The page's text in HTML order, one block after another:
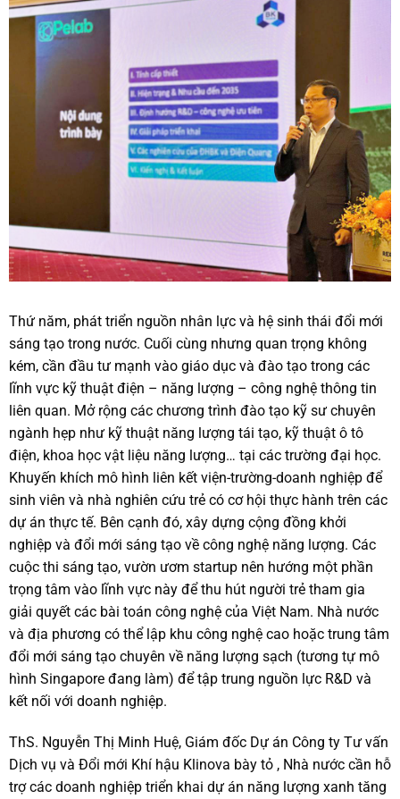
Thứ năm, phát triển nguồn nhân lực và hệ sinh thái đổi mới
sáng tạo trong nước. Cuối cùng nhưng quan trọng không
kém, cần đầu tư mạnh vào giáo dục và đào tạo trong các
lĩnh vực kỹ thuật điện – năng lượng – công nghệ thông tin
liên quan. Mở rộng các chương trình đào tạo kỹ sư chuyên
ngành hẹp như kỹ thuật năng lượng tái tạo, kỹ thuật ô tô
điện, khoa học vật liệu năng lượng… tại các trường đại học.
Khuyến khích mô hình liên kết viện-trường-doanh nghiệp để
sinh viên và nhà nghiên cứu trẻ có cơ hội thực hành trên các
dự án thực tế. Bên cạnh đó, xây dựng cộng đồng khởi
nghiệp và đổi mới sáng tạo về công nghệ năng lượng. Các
cuộc thi sáng tạo, vườn ươm startup nên hướng một phần
trọng tâm vào lĩnh vực này để thu hút người trẻ tham gia
giải quyết các bài toán công nghệ của Việt Nam. Nhà nước
và địa phương có thể lập khu công nghệ cao hoặc trung tâm
đổi mới sáng tạo chuyên về năng lượng sạch (tương tự mô
hình Singapore đang làm) để tập trung nguồn lực R&D và
kết nối với doanh nghiệp.
ThS. Nguyễn Thị Minh Huệ, Giám đốc Dự án Công ty Tư vấn
Dịch vụ và Đổi mới Khí hậu Klinova bày tỏ , Nhà nước cần hỗ
trợ các doanh nghiệp triển khai dự án năng lượng xanh tăng